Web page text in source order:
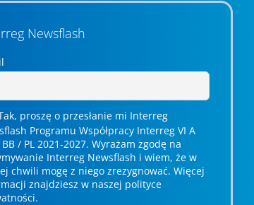
Newsflash
proszę o przesłanie mi Interreg
Programu Współpracy Interreg VI A
/ PL 2021-2027. Wyrażam zgodę na
Interreg Newsflash i wiem, że w
chwili mogę z niego zrezygnować. ­­Więcej
znajdziesz w naszej polityce